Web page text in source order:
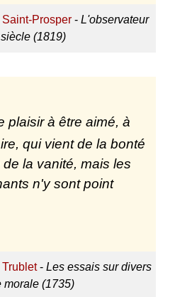
Prosper -L'observateur
(1819)
plaisir à être aimé, à
qui vient de la bonté
la vanité, mais les
n'y sont point
- Les essais sur divers
morale (1735)